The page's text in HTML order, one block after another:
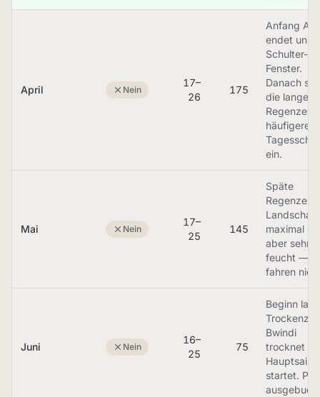
April Nein
17–
26
175
Anfang
endet
Schulter-
Fenster.
Danach
die lange
Regenzeit
häufigeren
ein.
Mai Nein
17–
25
145
Späte
Regenzeit,
Landschaft
maximal
aber sehr
feucht —
fahren
Juni Nein
16–
25
75
Beginn
Bwindi
trocknet
startet.